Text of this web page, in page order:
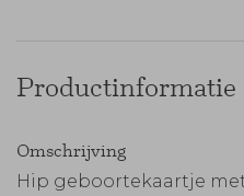
Productinformatie
Omschrijving
Hip geboortekaartje